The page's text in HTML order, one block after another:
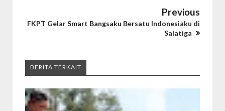
Previous
FKPT Gelar Smart Bangsaku Bersatu Indonesiaku di
Salatiga
BERITA TERKAIT